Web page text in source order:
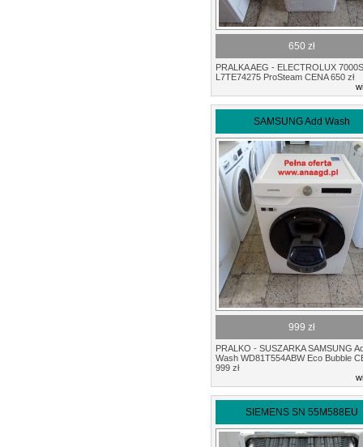
650 zł
PRALKA AEG - ELECTROLUX
L7TE74275 ProSteam CENA 650 zł
SAMSUNG Add Wash
999 zł
PRALKO - SUSZARKA SAMSUNG
Wash WD81T554ABW Eco Bubble
999 zł
SIEMENS SN 55M588EU